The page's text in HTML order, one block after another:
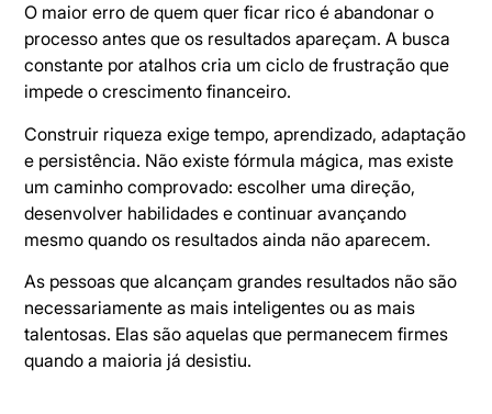
O maior erro de quem quer ficar rico é abandonar o
processo antes que os resultados apareçam. A busca
constante por atalhos cria um ciclo de frustração que
impede o crescimento financeiro.
Construir riqueza exige tempo, aprendizado, adaptação
e persistência. Não existe fórmula mágica, mas existe
um caminho comprovado: escolher uma direção,
desenvolver habilidades e continuar avançando
mesmo quando os resultados ainda não aparecem.
As pessoas que alcançam grandes resultados não são
necessariamente as mais inteligentes ou as mais
talentosas. Elas são aquelas que permanecem firmes
quando a maioria já desistiu.